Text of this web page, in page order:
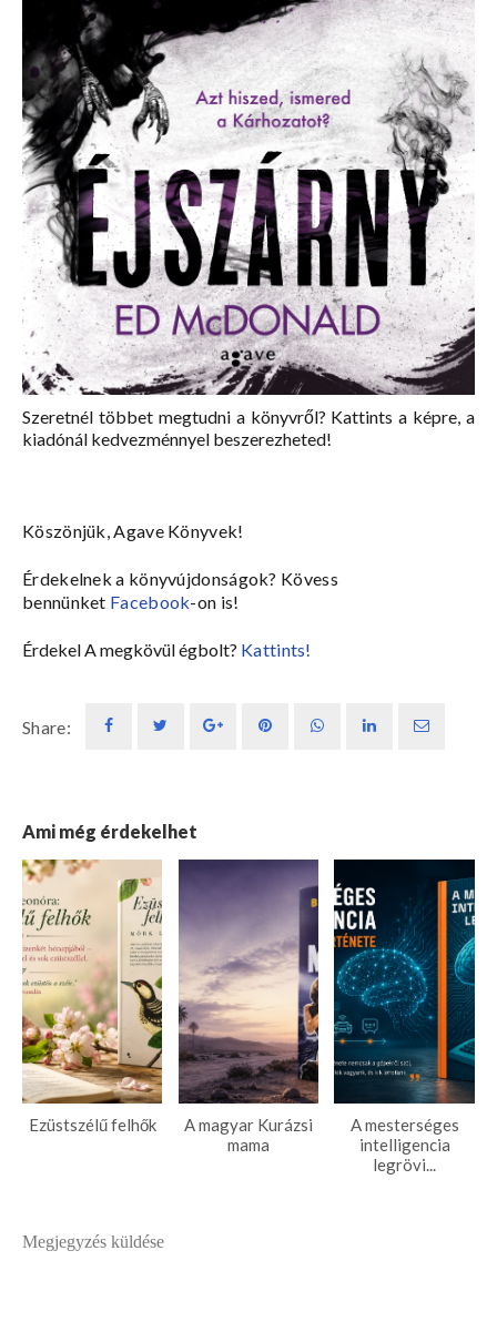
Szeretnél többet megtudni a könyvről? Kattints a képre, a
kiadónál kedvezménnyel beszerezheted!
Köszönjük, Agave Könyvek!
Érdekelnek a könyvújdonságok? Kövess
bennünket Facebook-on is!
Érdekel A megkövül égbolt? Kattints!
Share:
Ami még érdekelhet
Ezüstszélű felhők
A magyar Kurázsi
mama
A mesterséges
intelligencia
legrövi...
Megjegyzés küldése